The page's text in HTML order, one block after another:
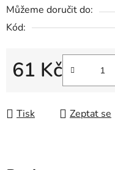
Můžeme doručit do:
Kód:
61 Kč
Měrná cena:
Tisk Zeptat se